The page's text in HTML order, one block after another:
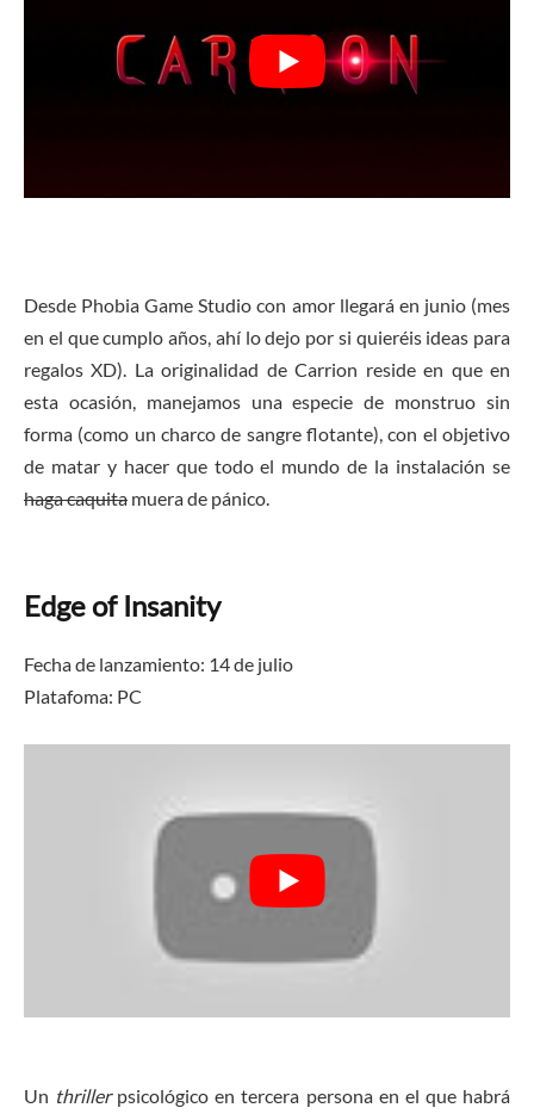
Desde Phobia Game Studio con amor llegará en junio (mes
en el que cumplo años, ahí lo dejo por si quieréis ideas para
regalos XD). La originalidad de Carrion reside en que en
esta ocasión, manejamos una especie de monstruo sin
forma (como un charco de sangre flotante), con el objetivo
de matar y hacer que todo el mundo de la instalación se
haga caquita muera de pánico.
Edge of Insanity
Fecha de lanzamiento: 14 de julio
Platafoma: PC
Un thriller psicológico en tercera persona en el que habrá